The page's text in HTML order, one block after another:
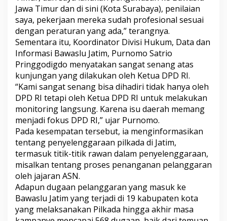
Jawa Timur dan di sini (Kota Surabaya), penilaian
saya, pekerjaan mereka sudah profesional sesuai
dengan peraturan yang ada,” terangnya.
Sementara itu, Koordinator Divisi Hukum, Data dan
Informasi Bawaslu Jatim, Purnomo Satrio
Pringgodigdo menyatakan sangat senang atas
kunjungan yang dilakukan oleh Ketua DPD RI.
“Kami sangat senang bisa dihadiri tidak hanya oleh
DPD RI tetapi oleh Ketua DPD RI untuk melakukan
monitoring langsung. Karena isu daerah memang
menjadi fokus DPD RI,” ujar Purnomo.
Pada kesempatan tersebut, ia menginformasikan
tentang penyelenggaraan pilkada di Jatim,
termasuk titik-titik rawan dalam penyelenggaraan,
misalkan tentang proses penanganan pelanggaran
oleh jajaran ASN.
Adapun dugaan pelanggaran yang masuk ke
Bawaslu Jatim yang terjadi di 19 kabupaten kota
yang melaksanakan Pilkada hingga akhir masa